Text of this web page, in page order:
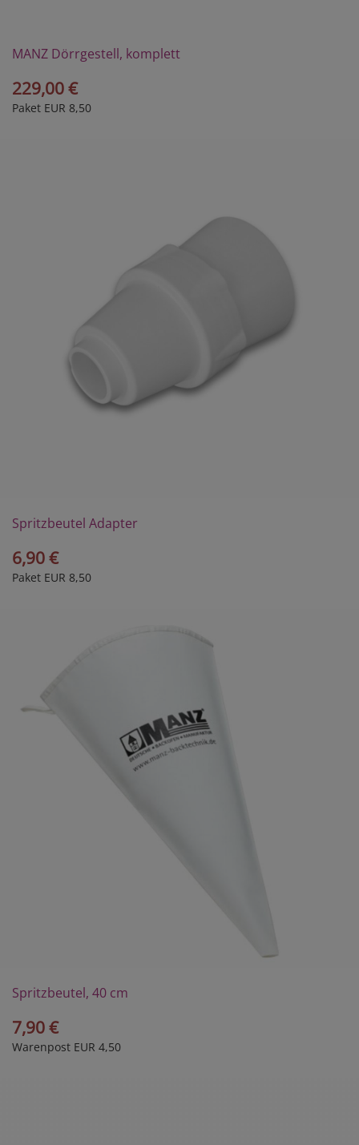
MANZ Dörrgestell, komplett
229,00 €
Paket EUR 8,50
Spritzbeutel Adapter
6,90 €
Paket EUR 8,50
Spritzbeutel, 40 cm
7,90 €
Warenpost EUR 4,50